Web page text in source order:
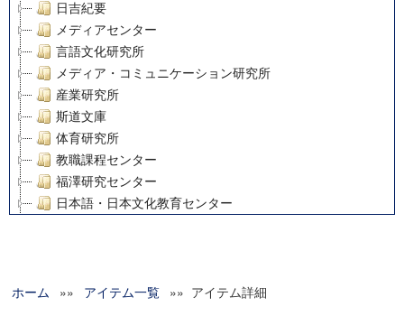
日吉紀要
メディアセンター
言語文化研究所
メディア・コミュニケーション研究所
産業研究所
斯道文庫
体育研究所
教職課程センター
福澤研究センター
日本語・日本文化教育センター
グローバルリサーチインスティテュート
ホーム »» アイテム一覧 »» アイテム詳細